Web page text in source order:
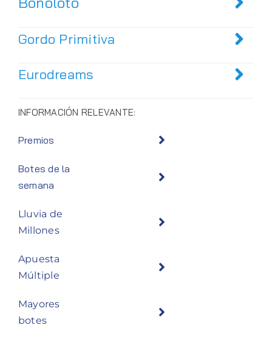
Gordo Primitiva
Eurodreams
INFORMACIÓN RELEVANTE:
Premios
Botes de la
semana
Lluvia de
Millones
Apuesta
Múltiple
Mayores
botes